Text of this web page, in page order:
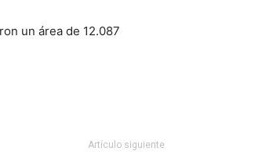
un área de 12.087
Artículo siguiente